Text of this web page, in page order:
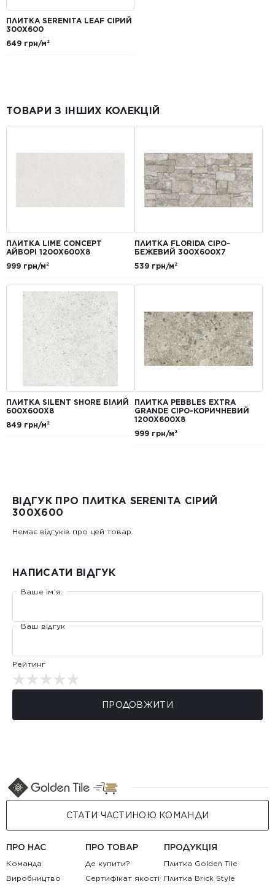
ПЛИТКА SERENITA LEAF СІРИЙ
300Х600
649 грн/м²
ТОВАРИ З ІНШИХ КОЛЕКЦІЙ
ПЛИТКА LIME CONCEPT
АЙВОРІ 1200Х600Х8
999 грн/м²
ПЛИТКА FLORIDA СІРО-
БЕЖЕВИЙ 300Х600Х7
539 грн/м²
ПЛИТКА SILENT SHORE БІЛИЙ
600Х600Х8
849 грн/м²
ПЛИТКА PEBBLES EXTRA
GRANDE СІРО-КОРИЧНЕВИЙ
1200Х600Х8
999 грн/м²
ВІДГУК ПРО ПЛИТКА SERENITA СІРИЙ
300Х600
Немає відгуків про цей товар.
НАПИСАТИ ВІДГУК
Ваше ім’я:
Ваш відгук
Рейтинг
ПРОДОВЖИТИ
СТАТИ ЧАСТИНОЮ КОМАНДИ
ПРО НАС
Команда
Виробництво
ПРО ТОВАР
Де купити?
Сертифікат якості
ПРОДУКЦІЯ
Плитка Golden Tile
Плитка Brick Style